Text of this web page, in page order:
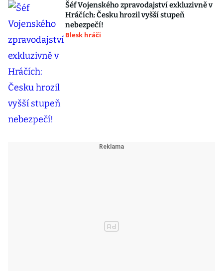
Šéf Vojenského zpravodajství exkluzivně v
Hráčích: Česku hrozil vyšší stupeň
nebezpečí!
Blesk hráči